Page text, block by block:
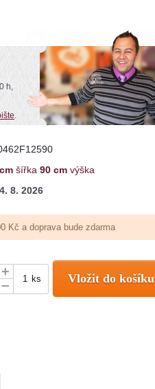
h,
.
šířka 90 cm výška
8. 2026
Kč a doprava bude zdarma
+
– ks Vložit do košíku